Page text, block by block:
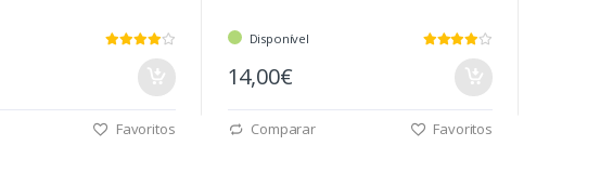
Favoritos
Disponível
14,00€
Comparar Favoritos